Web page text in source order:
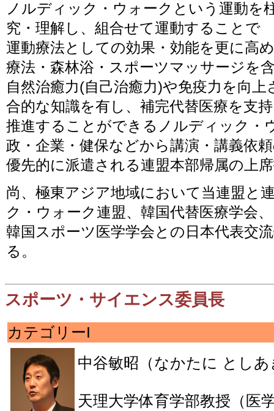
ノルディック・ウォークという運動を
究・理解し、組合せて運動することで
運動療法としての効果・効能を更に高
療法・森林浴・スポーツマッサージを
自然治癒力(自己治癒力)や免疫力を向
合的な知識を有し、補完代替医療を支
推進することができるノルディック・
政・企業・健保などから講演・講義依
優先的に派遣される連盟本部帰属の上
尚、極東アジア地域において当連盟と
ク・ウォーク連盟、韓国代替医療学会、
韓国スポーツ医学学会との日本代表交
る。
スポーツ・サイエンス委員長
カテゴリーI
中谷敏昭（なかたに としあ
天理大学体育学部教授（医